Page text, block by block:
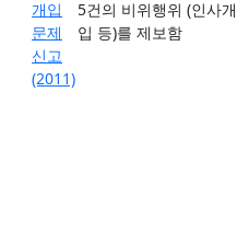
개입
문제
신고
(2011)
5건의 비위행위 (인사개
입 등)를 제보함